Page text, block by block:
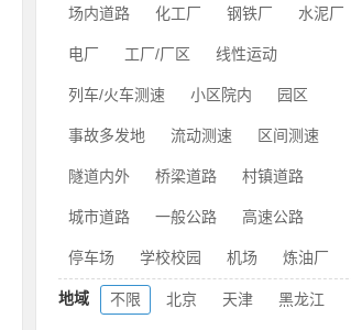
场内道路 化工厂 钢铁厂 水泥厂
电厂 工厂/厂区 线性运动
列车/火车测速 小区院内 园区
事故多发地 流动测速 区间测速
隧道内外 桥梁道路 村镇道路
城市道路 一般公路 高速公路
停车场 学校校园 机场 炼油厂
地域 不限 北京 天津 黑龙江